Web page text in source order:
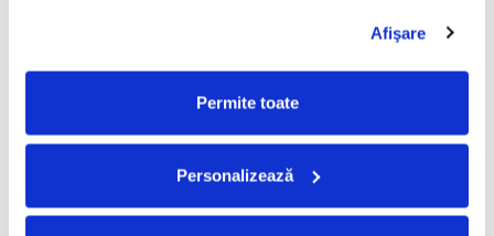
Afişare
Permite toate
Personalizează
600,00 Lei
Nicu Alifantis, Nichita
Stănescu – Nichita (CD)
200,00 Lei
Wilson Pickett – Funky
Midnight Mover: The Atlantic
Alexandru Andrieș – Muzică
De Divorț (CD)